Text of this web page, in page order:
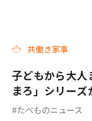
共働き家事
子どもから大人
まろ」シリー
ーフ＞が新発売
たべものニュース